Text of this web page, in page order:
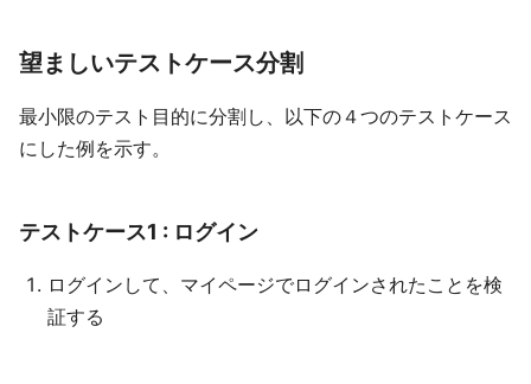
望ましいテストケース分割
最小限のテスト目的に分割し、以下の４つのテストケース
にした例を示す。
テストケース1 : ログイン
ログインして、マイページでログインされたことを検
証する